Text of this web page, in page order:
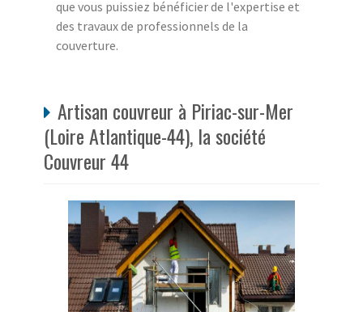
que vous puissiez bénéficier de l'expertise et
des travaux de professionnels de la
couverture.
Artisan couvreur à Piriac-sur-Mer
(Loire Atlantique-44), la société
Couvreur 44